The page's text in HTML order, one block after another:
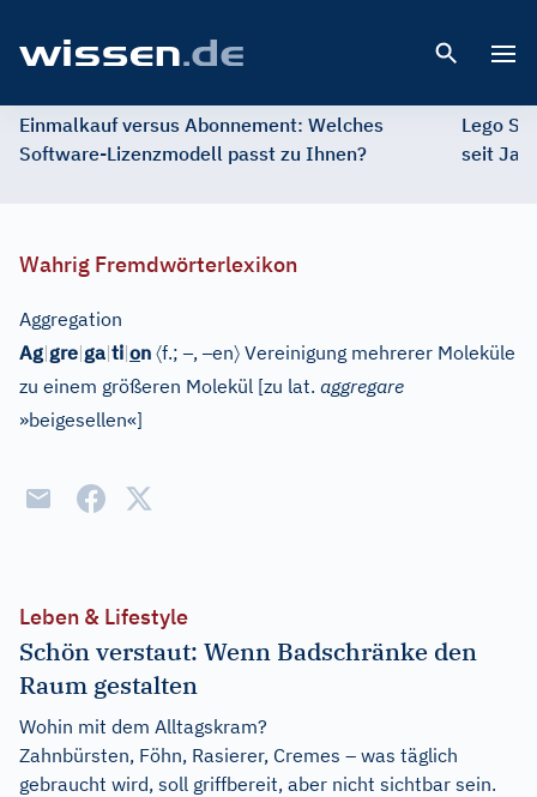
Einmalkauf versus Abonnement: Welches
Software-Lizenzmodell passt zu Ihnen?
Lego
seit
Wahrig Fremdwörterlexikon
Aggregation
Ag|gre|ga|ti|on 〈f.;–,–en〉 Vereinigung mehrerer Moleküle
zu einem größeren Molekül [zu lat. aggregare
»beigesellen«]
Leben & Lifestyle
Schön verstaut: Wenn Badschränke den
Raum gestalten
Wohin mit dem Alltagskram?
Zahnbürsten, Föhn, Rasierer, Cremes – was täglich
gebraucht wird, soll griffbereit, aber nicht sichtbar sein.